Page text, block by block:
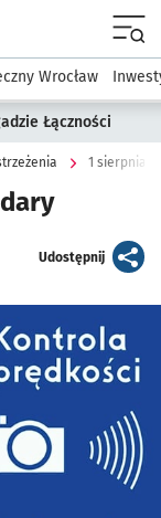
Dla mieszkańca
Wrocław
Łączności
1 sierpnia -
Udostępnijartykuł